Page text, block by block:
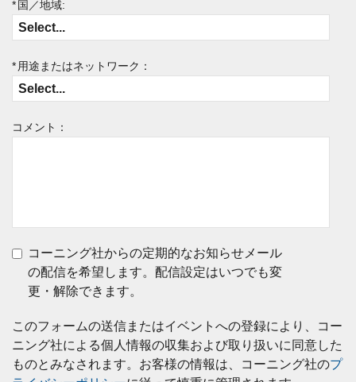
* 国／地域:
* 用途またはネットワーク：
コメント：
コーニング社からの定期的なお知らせメール
の配信を希望します。配信設定はいつでも変
更・解除できます。
このフォームの送信またはイベントへの登録により、コー
ニング社による個人情報の収集および取り扱いに同意した
ものとみなされます。お客様の情報は、コーニング社のプ